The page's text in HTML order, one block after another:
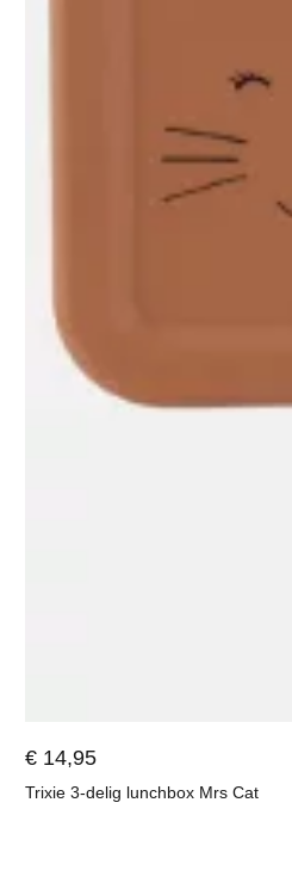
€ 14,95
Trixie 3-delig lunchbox Mrs Cat